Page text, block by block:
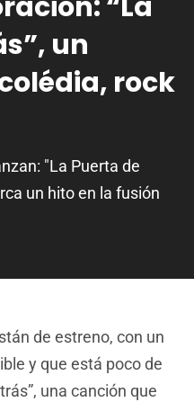
un
rock
"La Puerta de
un hito en la fusión
de estreno, con un
y que está poco de
una canción que